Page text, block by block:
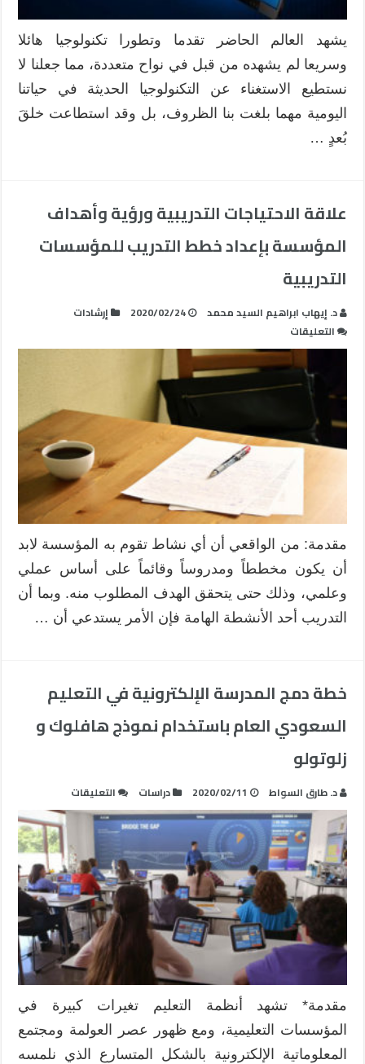
يشهد العالم الحاضر تقدما وتطورا تكنولوجيا هائلا
وسريعا لم يشهده من قبل في نواح متعددة، مما جعلنا لا
نستطيع الاستغناء عن التكنولوجيا الحديثة في حياتنا
اليومية مهما بلغت بنا الظروف، بل وقد استطاعت خلقَ
بُعدٍ …
علاقة الاحتياجات التدريبية ورؤية وأهداف
المؤسسة بإعداد خطط التدريب للمؤسسات
التدريبية
د. إيهاب ابراهيم السيد محمد 2020/02/24
إرشادات
التعليقات
علاقة
الاحتياجات
التدريبية
المؤسسة
للمؤسسات
التدريبية
مغلقة
مقدمة: من الواقعي أن أي نشاط تقوم به المؤسسة لابد
أن يكون مخططاً ومدروساً وقائماً على أساس عملي
وعلمي، وذلك حتى يتحقق الهدف المطلوب منه. وبما أن
التدريب أحد الأنشطة الهامة فإن الأمر يستدعي أن …
خطة دمج المدرسة الإلكترونية في التعليم
السعودي العام باستخدام نموذج هافلوك و
زلوتولو
د. طارق السواط 2020/02/11 دراسات التعليقات
خطة
دمج
المدرسة
الإلكترونية
في
التعليم
السعودي
العام
باستخدام
نموذج
هافلوك
و
زلوتولو
مغلقة
مقدمة* تشهد أنظمة التعليم تغيرات كبيرة في
المؤسسات التعليمية، ومع ظهور عصر العولمة ومجتمع
المعلوماتية الإلكترونية بالشكل المتسارع الذي نلمسه